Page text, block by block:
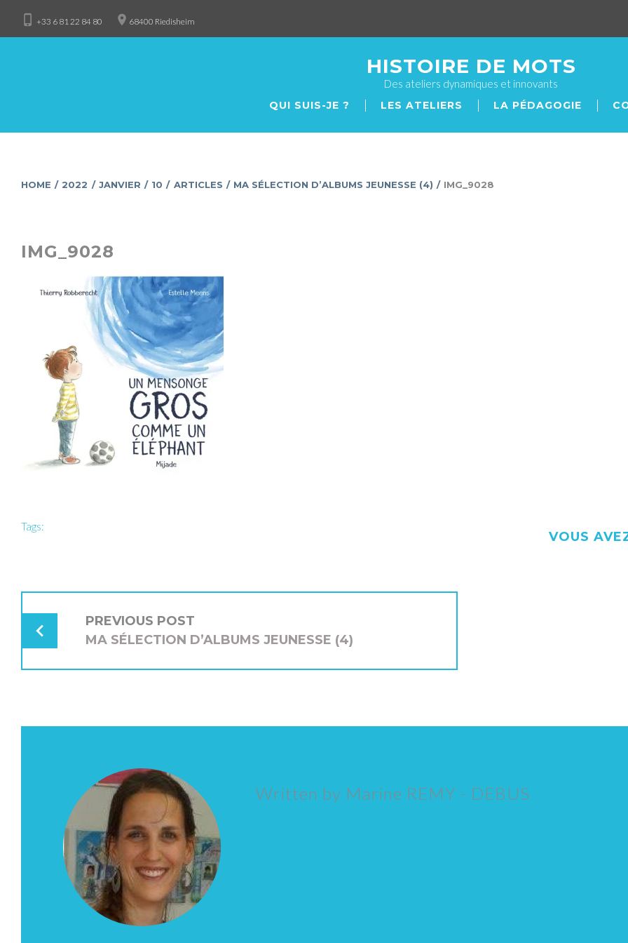
Skip
phone_iphone +33 6 81 22 84 80 place 68400 Riedisheim
HISTOIRE DE MOTS
Des ateliers dynamiques et innovants
QUI SUIS-JE ?
LES ATELIERS LA PÉDAGOGIE
HOME / 2022 / JANVIER / 10 / ARTICLES / MA SÉLECTION D’ALBUMS JEUNESSE (4) / IMG_9028
IMG_9028
VOUS
Tags:
NAVIGATION
DE
L’ARTICLEPREVIOUS POST
MA SÉLECTION D’ALBUMS JEUNESSE (4)
Written by Marine REMY - DEBUS